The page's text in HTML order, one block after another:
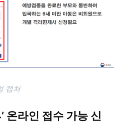
캡쳐
온라인 접수 가능 신